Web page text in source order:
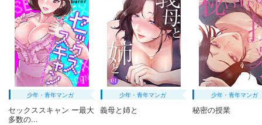
110円 (税込)
カート
試し読み
あらすじを表示する
会社をやめて馬主やります！ ― アキコノユメヲ ― 36
110 円 (税込)
カート
少年・青年マンガ
セックススキャン ー最大
多数の...
少年・青年マンガ
義母と姉と
少年・青年マンガ
秘密の授業